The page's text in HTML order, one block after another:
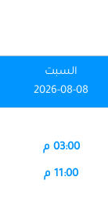
السبت
2026-08-08
03:00 م
11:00 م